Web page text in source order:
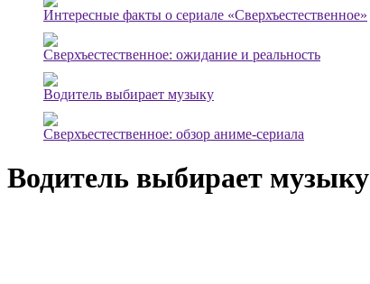
Интересные факты о сериале «Сверхъестественное»
Сверхъестественное: ожидание и реальность
Водитель выбирает музыку
Сверхъестественное: обзор аниме-сериала
Водитель выбирает музыку